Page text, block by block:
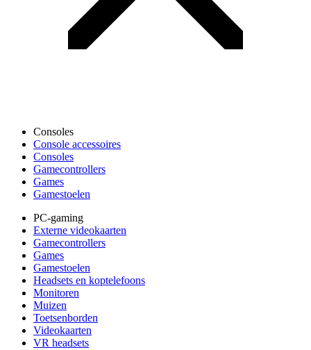
Consoles
Console accessoires
Consoles
Gamecontrollers
Games
Gamestoelen
PC-gaming
Externe videokaarten
Gamecontrollers
Games
Gamestoelen
Headsets en koptelefoons
Monitoren
Muizen
Toetsenborden
Videokaarten
VR headsets